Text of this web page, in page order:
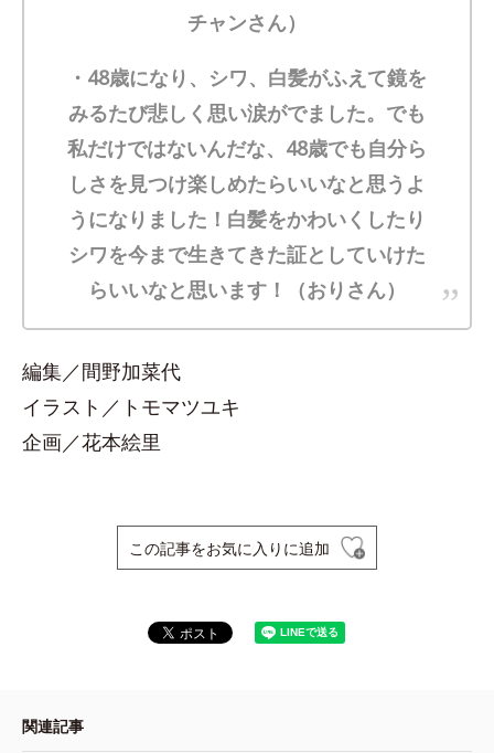
チャンさん）
・48歳になり、シワ、白髪がふえて鏡を
みるたび悲しく思い涙がでました。でも
私だけではないんだな、48歳でも自分ら
しさを見つけ楽しめたらいいなと思うよ
うになりました！白髪をかわいくしたり
シワを今まで生きてきた証としていけた
らいいなと思います！（おりさん）
編集／間野加菜代
イラスト／トモマツユキ
企画／花本絵里
この記事をお気に入りに追加
関連記事